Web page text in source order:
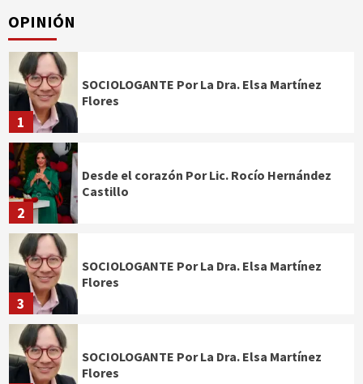
OPINIÓN
1
SOCIOLOGANTE Por La Dra. Elsa Martínez
Flores
2
Desde el corazón Por Lic. Rocío Hernández
Castillo
3
SOCIOLOGANTE Por La Dra. Elsa Martínez
Flores
SOCIOLOGANTE Por La Dra. Elsa Martínez
Flores